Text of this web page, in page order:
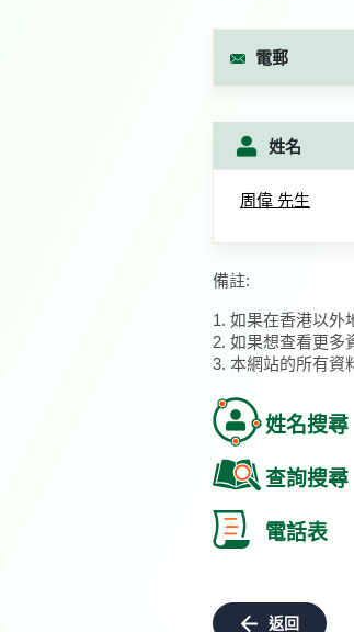
電郵
姓名
周偉 先生
備註:
1. 如果在香港以外
2. 如果想查看更多
3. 本網站的所有資
姓名搜尋
查詢搜尋
電話表
返回